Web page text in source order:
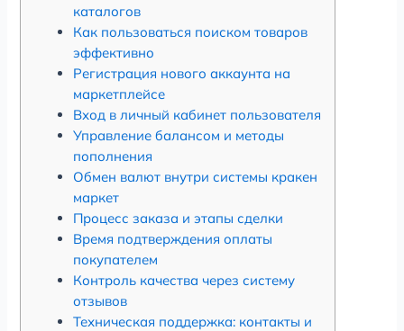
каталогов
Как пользоваться поиском товаров
эффективно
Регистрация нового аккаунта на
маркетплейсе
Вход в личный кабинет пользователя
Управление балансом и методы
пополнения
Обмен валют внутри системы кракен
маркет
Процесс заказа и этапы сделки
Время подтверждения оплаты
покупателем
Контроль качества через систему
отзывов
Техническая поддержка: контакты и